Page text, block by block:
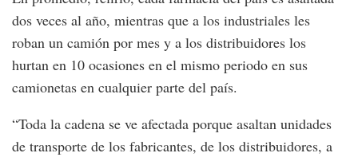
dos veces al año, mientras que a los industriales les
roban un camión por mes y a los distribuidores los
hurtan en 10 ocasiones en el mismo periodo en sus
camionetas en cualquier parte del país.
“Toda la cadena se ve afectada porque asaltan unidades
de transporte de los fabricantes, de los distribuidores, a